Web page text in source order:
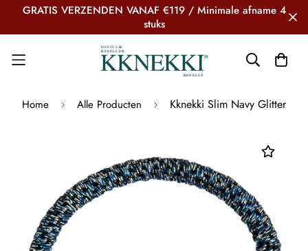
GRATIS VERZENDEN VANAF €119 / Minimale afname 4
stuks
Home Alle Producten Kknekki Slim Navy Glitter